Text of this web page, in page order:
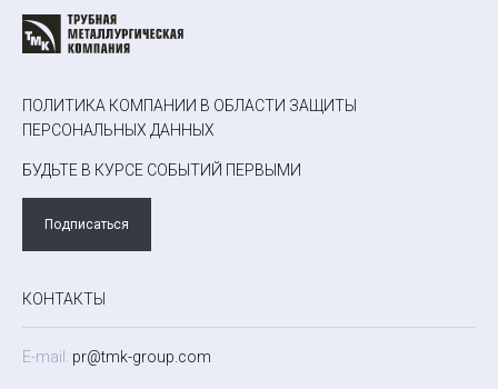
ПОЛИТИКА КОМПАНИИ В ОБЛАСТИ ЗАЩИТЫ
ПЕРСОНАЛЬНЫХ ДАННЫХ
БУДЬТЕ В КУРСЕ СОБЫТИЙ ПЕРВЫМИ
Подписаться
КОНТАКТЫ
E-mail: pr@tmk-group.com